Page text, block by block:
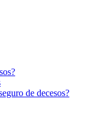
de decesos?